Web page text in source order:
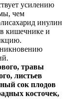
усилению
чем
инулин
в кишечнике и
травы
листьев
сок плодов
косточек,